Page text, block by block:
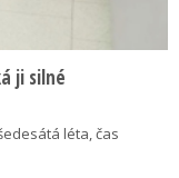
ji silné
léta, čas